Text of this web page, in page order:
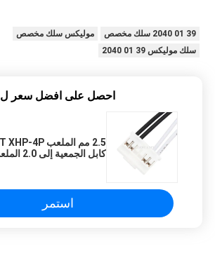
39 01 2040 سلك مخصص
موليكس سلك مخصص
سلك موليكس 39 01 2040
احصل على افضل سعر ل
استمر